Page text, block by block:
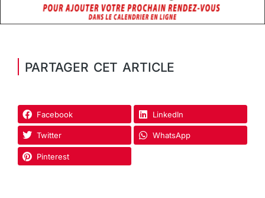
PARTAGER CET ARTICLE
Facebook LinkedIn
Twitter WhatsApp
Pinterest